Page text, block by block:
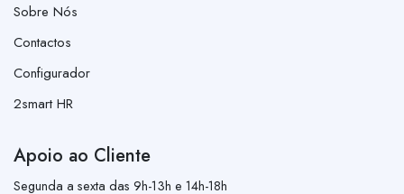
Sobre Nós
Contactos
Configurador
2smart HR
Apoio ao Cliente
Segunda a sexta das 9h-13h e 14h-18h